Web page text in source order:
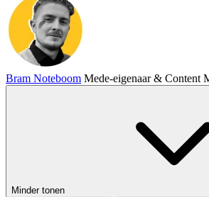
Bram Noteboom Mede-eigenaar & Content
Minder tonen